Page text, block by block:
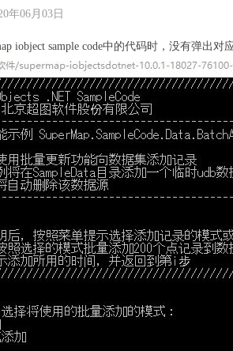
年06月03日
iobject sample code中的代码时，没有弹出